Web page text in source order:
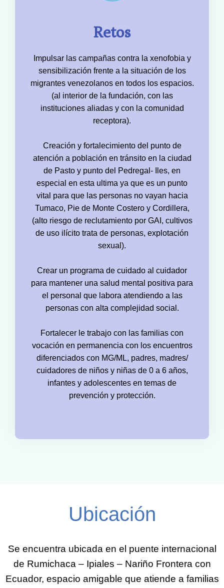
Retos
Impulsar las campañas contra la xenofobia y
sensibilización frente a la situación de los
migrantes venezolanos en todos los espacios.
(al interior de la fundación, con las
instituciones aliadas y con la comunidad
receptora).
Creación y fortalecimiento del punto de
atención a población en tránsito en la ciudad
de Pasto y punto del Pedregal- Iles, en
especial en esta ultima ya que es un punto
vital para que las personas no vayan hacia
Tumaco, Pie de Monte Costero y Cordillera,
(alto riesgo de reclutamiento por GAI, cultivos
de uso ilícito trata de personas, explotación
sexual).
Crear un programa de cuidado al cuidador
para mantener una salud mental positiva para
el personal que labora atendiendo a las
personas con alta complejidad social.
Fortalecer le trabajo con las familias con
vocación en permanencia con los encuentros
diferenciados con MG/ML, padres, madres/
cuidadores de niños y niñas de 0 a 6 años,
infantes y adolescentes en temas de
prevención y protección.
Ubicación
Se encuentra ubicada en el puente internacional
de Rumichaca – Ipiales – Nariño Frontera con
Ecuador, espacio amigable que atiende a familias